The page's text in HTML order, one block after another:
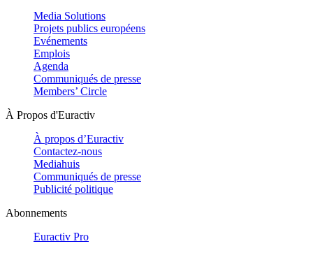
Media Solutions
Projets publics européens
Evénements
Emplois
Agenda
Communiqués de presse
Members’ Circle
À Propos d'Euractiv
À propos d’Euractiv
Contactez-nous
Mediahuis
Communiqués de presse
Publicité politique
Abonnements
Euractiv Pro